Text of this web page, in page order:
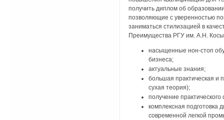
получить диплом об
позволяющие с уверенностью
заниматься стилизацией в
Преимущества РГУ им. А.Н.
насыщенные нон-стоп
бизнеса;
актуальные знания;
большая практическая и
сухая теория);
получение
комплексная подготовка
современной легкой